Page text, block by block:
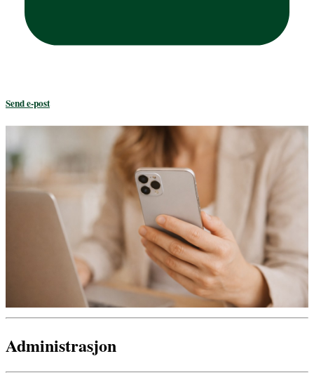
Send e-post
Administrasjon